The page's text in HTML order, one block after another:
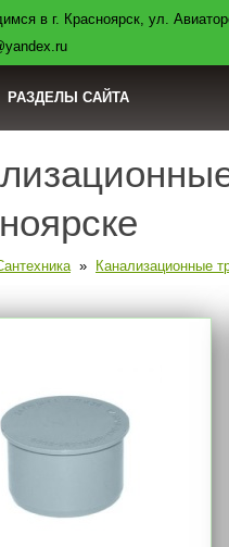
в г. Красноярск, ул.
РАЗДЕЛЫ САЙТА
Контакты
» Канализационные